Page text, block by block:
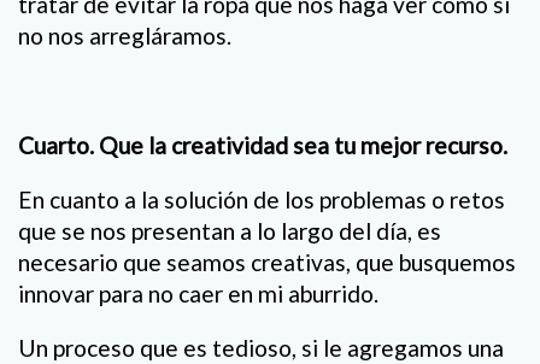
no nos arregláramos.
Cuarto. Que la creatividad sea tu mejor recurso.
En cuanto a la solución de los problemas o retos
que se nos presentan a lo largo del día, es
necesario que seamos creativas, que busquemos
innovar para no caer en mi aburrido.
Un proceso que es tedioso, si le agregamos una